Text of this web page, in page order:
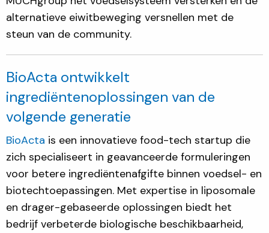
alternatieve eiwitbeweging versnellen met de
steun van de community.
BioActa ontwikkelt
ingrediëntenoplossingen van de
volgende generatie
BioActa is een innovatieve food-tech startup die
zich specialiseert in geavanceerde formuleringen
voor betere ingrediëntenafgifte binnen voedsel- en
biotechtoepassingen. Met expertise in liposomale
en drager-gebaseerde oplossingen biedt het
bedrijf verbeterde biologische beschikbaarheid,